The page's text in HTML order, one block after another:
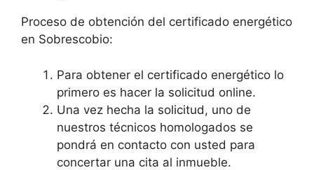
Proceso de obtención del certificado energético
en Sobrescobio:
Para obtener el certificado energético lo
primero es hacer la solicitud online.
Una vez hecha la solicitud, uno de
nuestros técnicos homologados se
pondrá en contacto con usted para
concertar una cita al inmueble.